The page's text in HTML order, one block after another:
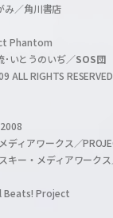
n
l
／角川書店
Phantom
いとうのいぢ／SOS団
ALL RIGHTS
ィアワークス／
ー・メディアワークス
Beats! Project